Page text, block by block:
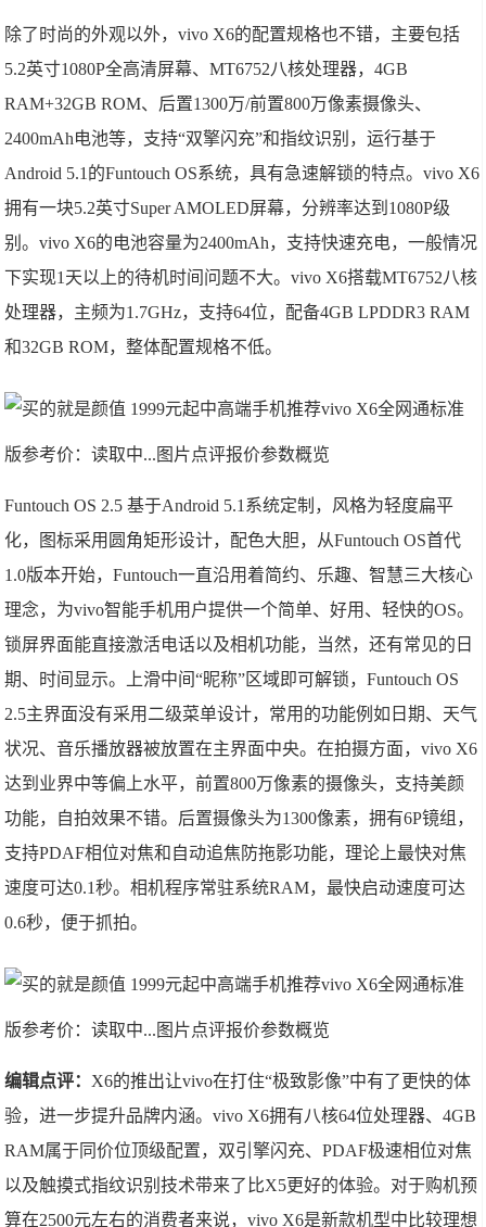
除了时尚的外观以外，vivo X6的配置规格也不错，主要包括
5.2英寸1080P全高清屏幕、MT6752八核处理器，4GB
RAM+32GB ROM、后置1300万/前置800万像素摄像头、
2400mAh电池等，支持“双擎闪充”和指纹识别，运行基于
Android 5.1的Funtouch OS系统，具有急速解锁的特点。vivo X6
拥有一块5.2英寸Super AMOLED屏幕，分辨率达到1080P级
别。vivo X6的电池容量为2400mAh，支持快速充电，一般情况
下实现1天以上的待机时间问题不大。vivo X6搭载MT6752八核
处理器，主频为1.7GHz，支持64位，配备4GB LPDDR3 RAM
和32GB ROM，整体配置规格不低。
vivo X6全网通标准
版参考价：读取中...图片点评报价参数概览
Funtouch OS 2.5 基于Android 5.1系统定制，风格为轻度扁平
化，图标采用圆角矩形设计，配色大胆，从Funtouch OS首代
1.0版本开始，Funtouch一直沿用着简约、乐趣、智慧三大核心
理念，为vivo智能手机用户提供一个简单、好用、轻快的OS。
锁屏界面能直接激活电话以及相机功能，当然，还有常见的日
期、时间显示。上滑中间“昵称”区域即可解锁，Funtouch OS
2.5主界面没有采用二级菜单设计，常用的功能例如日期、天气
状况、音乐播放器被放置在主界面中央。在拍摄方面，vivo X6
达到业界中等偏上水平，前置800万像素的摄像头，支持美颜
功能，自拍效果不错。后置摄像头为1300像素，拥有6P镜组，
支持PDAF相位对焦和自动追焦防拖影功能，理论上最快对焦
速度可达0.1秒。相机程序常驻系统RAM，最快启动速度可达
0.6秒，便于抓拍。
vivo X6全网通标准
版参考价：读取中...图片点评报价参数概览
编辑点评： X6的推出让vivo在打住“极致影像”中有了更快的体
验，进一步提升品牌内涵。vivo X6拥有八核64位处理器、4GB
RAM属于同价位顶级配置，双引擎闪充、PDAF极速相位对焦
以及触摸式指纹识别技术带来了比X5更好的体验。对于购机预
算在2500元左右的消费者来说，vivo X6是新款机型中比较理想